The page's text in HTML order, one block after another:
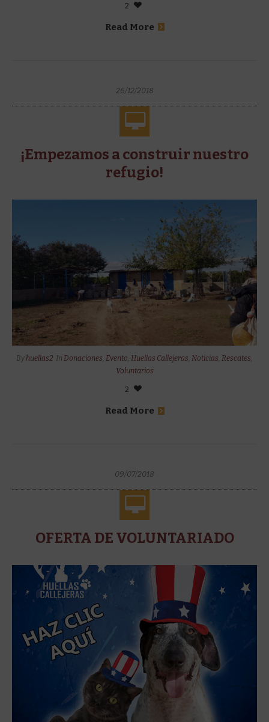
2
Read More
26/12/2018
¡Empezamos a construir nuestro
refugio!
By huellas2 In Donaciones, Evento, Huellas Callejeras, Noticias, Rescates,
Voluntarios
2
Read More
09/07/2018
OFERTA DE VOLUNTARIADO